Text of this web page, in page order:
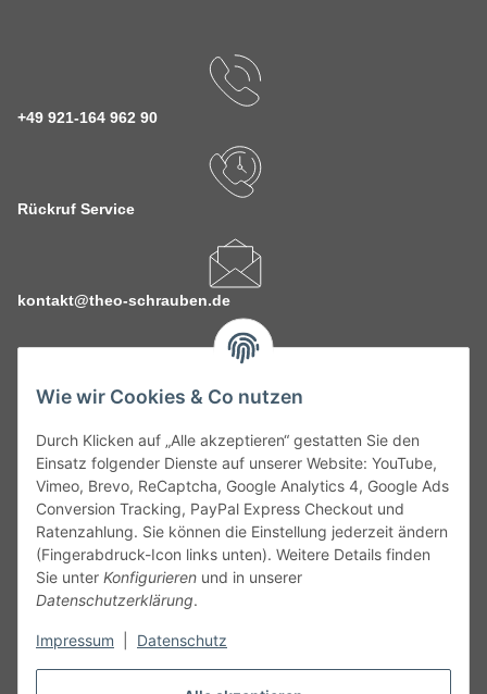
Wie wir Cookies & Co nutzen
Durch Klicken auf „Alle akzeptieren“ gestatten Sie den
Einsatz folgender Dienste auf unserer Website: YouTube,
Vimeo, Brevo, ReCaptcha, Google Analytics 4, Google Ads
Conversion Tracking, PayPal Express Checkout und
Ratenzahlung. Sie können die Einstellung jederzeit ändern
(Fingerabdruck-Icon links unten). Weitere Details finden
Sie unter Konfigurieren und in unserer
Datenschutzerklärung.
Impressum Datenschutz
+49 921-164 962 90
Rückruf Service
kontakt@theo-schrauben.de
Service
Gesetzliche Informationen
Alle technischen Angaben ohne Gewähr. Irrtümer und fehlerhafte
Angaben vorbehalten. Wenn Sie Datenblätter oder spezielle
unseren Kundenservice. Abbildungen der Artikel können